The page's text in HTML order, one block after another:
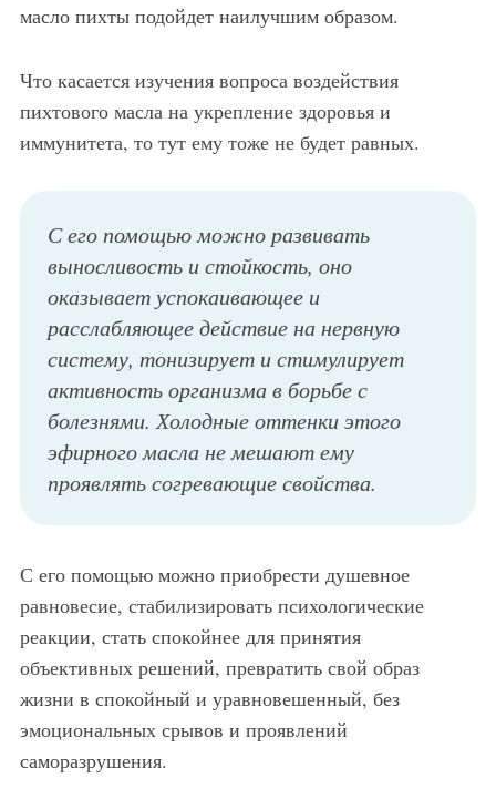
масло пихты подойдет наилучшим образом.
Что касается изучения вопроса воздействия
пихтового масла на укрепление здоровья и
иммунитета, то тут ему тоже не будет равных.
С его помощью можно развивать
выносливость и стойкость, оно
оказывает успокаивающее и
расслабляющее действие на нервную
систему, тонизирует и стимулирует
активность организма в борьбе с
болезнями. Холодные оттенки этого
эфирного масла не мешают ему
проявлять согревающие свойства.
С его помощью можно приобрести душевное
равновесие, стабилизировать психологические
реакции, стать спокойнее для принятия
объективных решений, превратить свой образ
жизни в спокойный и уравновешенный, без
эмоциональных срывов и проявлений
саморазрушения.